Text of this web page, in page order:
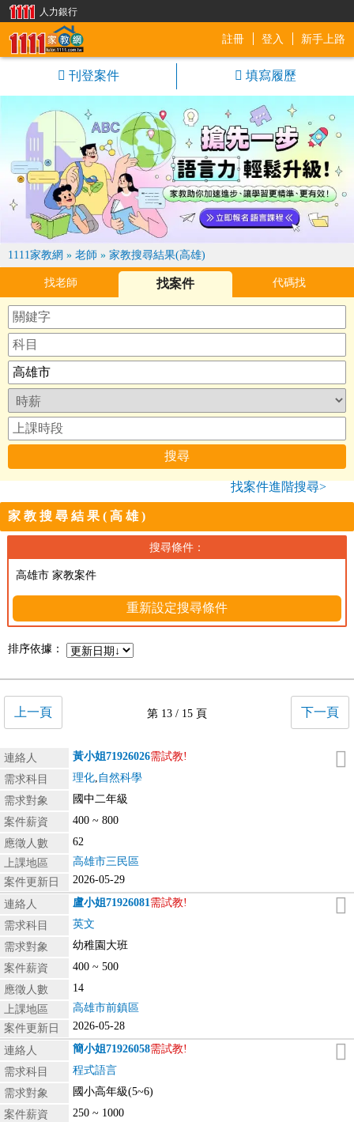
註冊 登入 新手上路
刊登案件 填寫履歷
1111家教網 » 老師 » 家教搜尋結果(高雄)
找老師 找案件 代碼找
找案件進階搜尋>
家教搜尋結果(高雄)
搜尋條件：
高雄市 家教案件
重新設定搜尋條件
排序依據：
上一頁 第 13 / 15 頁 下一頁
連絡人 黃小姐71926026需試教!
需求科目
理化, 自然科學
需求對象
國中二年級
案件薪資
400 ~ 800
應徵人數
62
上課地區
高雄市三民區
案件更新日
2026-05-29
連絡人 盧小姐71926081需試教!
需求科目
英文
需求對象
幼稚園大班
案件薪資
400 ~ 500
應徵人數
14
上課地區
高雄市前鎮區
案件更新日
2026-05-28
連絡人 簡小姐71926058需試教!
需求科目
程式語言
需求對象
國小高年級(5~6)
案件薪資
250 ~ 1000
人力銀行